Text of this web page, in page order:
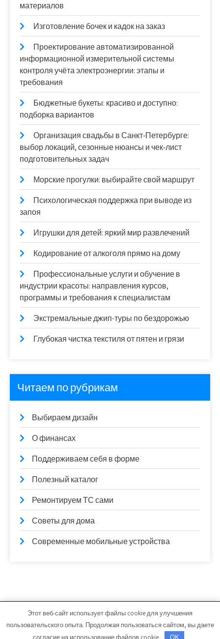
материалов
Изготовление бочек и кадок на заказ
Проектирование автоматизированной
информационной измерительной системы
контроля учёта электроэнергии: этапы и
требования
Бюджетные букеты: красиво и доступно:
подборка вариантов
Организация свадьбы в Санкт‑Петербурге:
выбор локаций, сезонные нюансы и чек‑лист
подготовительных задач
Морские прогулки: выбирайте свой маршрут
Психологическая поддержка при выводе из
запоя
Игрушки для детей: яркий мир развлечений
Кодирование от алкоголя прямо на дому
Профессиональные услуги и обучение в
индустрии красоты: направления курсов,
программы и требования к специалистам
Экстремальные джип-туры по бездорожью
Глубокая чистка текстиля от пятен и грязи
Читаем по рубрикам
Выбираем дизайн
О финансах
Поддерживаем себя в форме
Полезный каталог
Ремонтируем ТС сами
Советы для дома
Современные мобильные устройства
lamintime.ru - Работает на WordPress
Тема от Grace Themes
Этот веб-сайт использует файлы cookie для улучшения
пользовательского опыта. Продолжая пользоваться сайтом, вы даете
согласие на использование файлов cookie.
OK